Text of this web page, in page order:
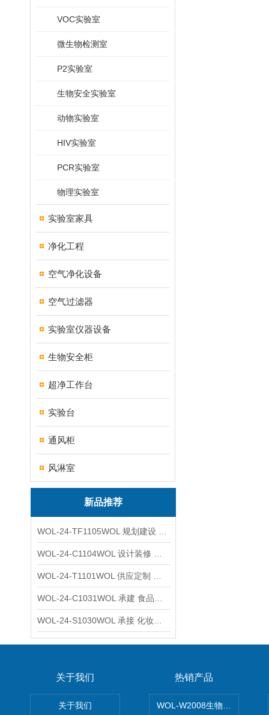
VOC实验室
微生物检测室
P2实验室
生物安全实验室
动物实验室
HIV实验室
PCR实验室
物理实验室
实验室家具
净化工程
空气净化设备
空气过滤器
实验室仪器设备
生物安全柜
超净工作台
实验台
通风柜
风淋室
新品推荐
关于我们
关于我们
热销产品
WOL-W2008生物制药GMP